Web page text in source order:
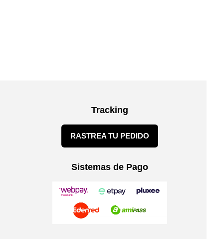
Tracking
RASTREA TU PEDIDO
Sistemas de Pago